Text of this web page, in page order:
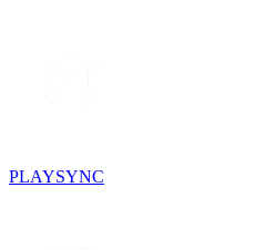
PLAYSYNC